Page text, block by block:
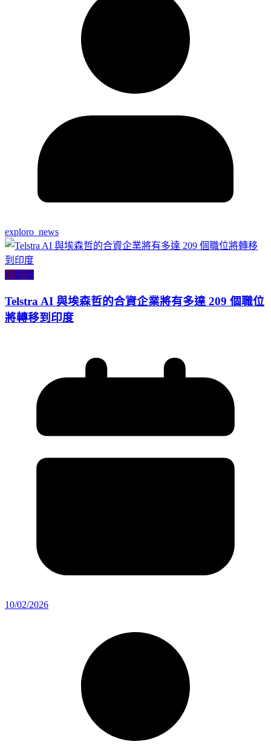
exploro_news
小智識
Telstra AI 與埃森哲的合資企業將有多達 209 個職位
將轉移到印度
10/02/2026